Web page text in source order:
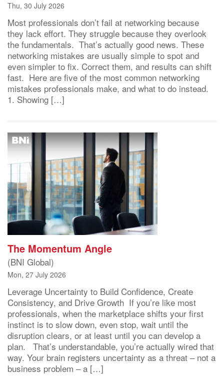
Thu, 30 July 2026
Most professionals don’t fail at networking because
they lack effort. They struggle because they overlook
the fundamentals. That’s actually good news. These
networking mistakes are usually simple to spot and
even simpler to fix. Correct them, and results can shift
fast. Here are five of the most common networking
mistakes professionals make, and what to do instead.
1. Showing […]
The Momentum Angle
(BNI Global)
Mon, 27 July 2026
Leverage Uncertainty to Build Confidence, Create
Consistency, and Drive Growth If you’re like most
professionals, when the marketplace shifts your first
instinct is to slow down, even stop, wait until the
disruption clears, or at least until you can develop a
plan. That’s understandable, you’re actually wired that
way. Your brain registers uncertainty as a threat – not a
business problem – a […]